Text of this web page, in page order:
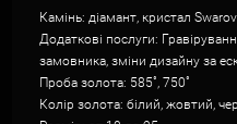
Камінь: діамант, кристал
Додаткові послуги:
замовника, зміни дизайну за
Проба золота: 585˚, 750˚
Колір золота: білий, жовтий,